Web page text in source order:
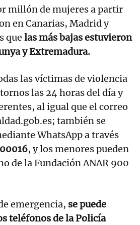
millón de mujeres a partir
en Canarias, Madrid y
que las más bajas estuvieron
y Extremadura.
las víctimas de violencia
las 24 horas del día y
al igual que el correo
también se
WhatsApp a través
, y los menores pueden
de la Fundación ANAR 900
emergencia, se puede
teléfonos de la Policía